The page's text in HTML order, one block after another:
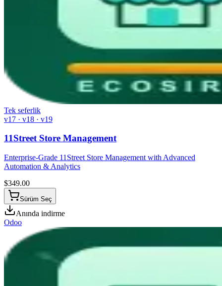
Tek seferlik
v17 · v18 · v19
11Street Store Management
Enterprise-Grade 11Street Store Management with Advanced
Automation & Analytics
$349.00
Sürüm Seç
Anında indirme
Odoo